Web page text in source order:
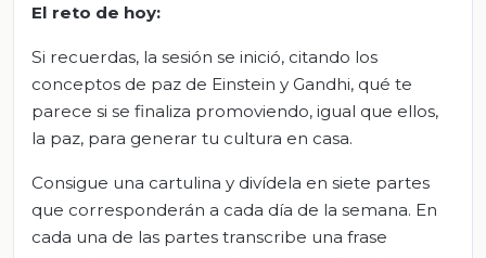
El reto de hoy:
Si recuerdas, la sesión se inició, citando los
conceptos de paz de Einstein y Gandhi, qué te
parece si se finaliza promoviendo, igual que ellos,
la paz, para generar tu cultura en casa.
Consigue una cartulina y divídela en siete partes
que corresponderán a cada día de la semana. En
cada una de las partes transcribe una frase